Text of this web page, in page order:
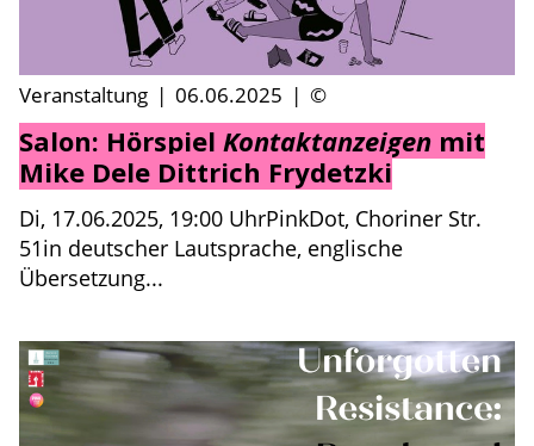
Veranstaltung | 06.06.2025 | ©
Salon: Hörspiel Kontaktanzeigen mit
Mike Dele Dittrich Frydetzki
Di, 17.06.2025, 19:00 UhrPinkDot, Choriner Str.
51in deutscher Lautsprache, englische
Übersetzung...